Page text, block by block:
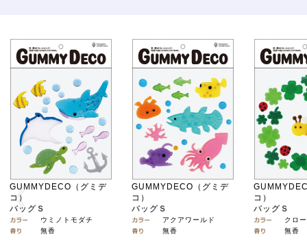
GUMMYDECO（グミデ
コ）
バッグＳ
ウミノトモダチ
無香
GUMMYDECO（グミデ
コ）
バッグＳ
アクアワールド
無香
コ）
バッグＳ
クロ
無香